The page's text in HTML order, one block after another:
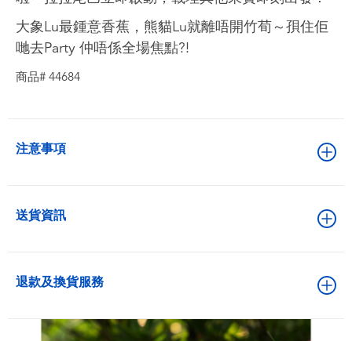
大象Lu最鍾意香蕉，熊貓Lu就離唔開竹荀～孭住佢
哋去Party 仲唔係全場焦點?!
商品# 44684
注意事項
送貨資訊
退款及換貨服務